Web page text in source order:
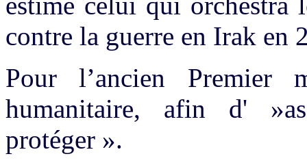
contre la guerre en Irak en
Pour l’ancien
humanitaire, afin d'
protéger ».